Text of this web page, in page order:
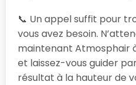
📞 Un appel suffit pour
vous avez besoin.
maintenant Atmosphair
et laissez-vous guider
résultat à la hauteur de